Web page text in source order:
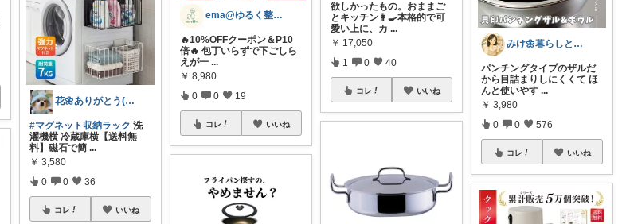
花🌼ありがとう(*･ω･)*_ _)ﾍ
#マグネット収納ラック 洗
濯機横 冷蔵庫横【送料無
料】磁石で簡 ...
￥ 3,580
0 0 36
コレ いいね
ema@ゆるく整う暮らし
🔥10%OFFクーポン＆P10
倍🔥 包丁いらずで下ごしら
えが一 ...
￥ 8,980
0 0 19
コレ いいね
欲しかったもの。おままご
とキッチン👩‍🍳本格的で可
愛い上に、カ ...
￥ 17,050
1 0 40
コレ いいね
みけ🌼暮らしとキッチン
パンチングタイプのザルだ
から目詰まりしにくくて ほ
んと使いやす ...
￥ 3,980
0 0 576
コレ いいね